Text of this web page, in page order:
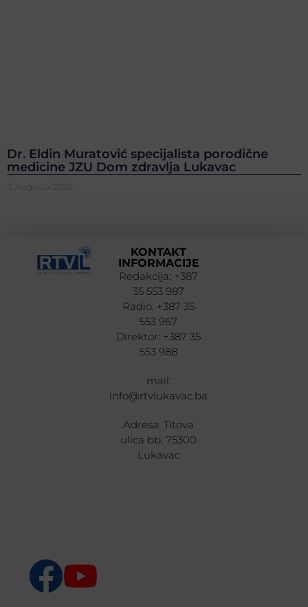
Dr. Eldin Muratović specijalista porodične
medicine JZU Dom zdravlja Lukavac
7. Augusta 2026.
KONTAKT
INFORMACIJE
Redakcija: +387
35 553 987
Radio: +387 35
553 967
Direktor: +387 35
553 988
mail:
info@rtvlukavac.ba
Adresa: Titova
ulica bb, 75300
Lukavac